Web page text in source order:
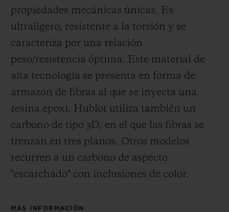
propiedades mecánicas únicas. Es
ultraligero, resistente a la torsión y se
caracteriza por una relación
peso/resistencia óptima. Este material de
alta tecnología se presenta en forma de
armazón de fibras al que se inyecta una
resina epoxi. Hublot utiliza también un
carbono de tipo 3D, en el que las fibras se
trenzan en tres planos. Otros modelos
recurren a un carbono de aspecto
"escarchado" con inclusiones de color.
MÁS INFORMACIÓN